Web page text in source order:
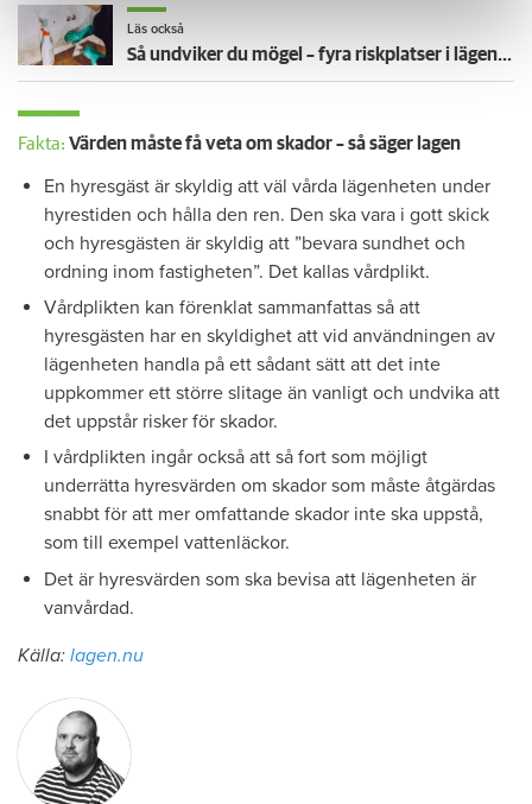
Läs också
Så undviker du mögel – fyra riskplatser i lägenheten: ”Måste städa bort”
Fakta: Värden måste få veta om skador – så säger lagen
En hyresgäst är skyldig att väl vårda lägenheten under
hyrestiden och hålla den ren. Den ska vara i gott skick
och hyresgästen är skyldig att ”bevara sundhet och
ordning inom fastigheten”. Det kallas vårdplikt.
Vårdplikten kan förenklat sammanfattas så att
hyresgästen har en skyldighet att vid användningen av
lägenheten handla på ett sådant sätt att det inte
uppkommer ett större slitage än vanligt och undvika att
det uppstår risker för skador.
I vårdplikten ingår också att så fort som möjligt
underrätta hyresvärden om skador som måste åtgärdas
snabbt för att mer omfattande skador inte ska uppstå,
som till exempel vattenläckor.
Det är hyresvärden som ska bevisa att lägenheten är
vanvårdad.
Källa: lagen.nu